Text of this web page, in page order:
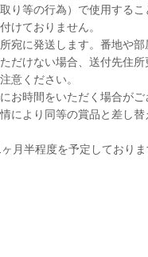
り等の行為）で使用するこ
けておりません。
宛に発送します。番地や部
だけない場合、送付先住
意ください。
お時間をいただく場合がご
により同等の賞品と差し替
月半程度を予定しておりま